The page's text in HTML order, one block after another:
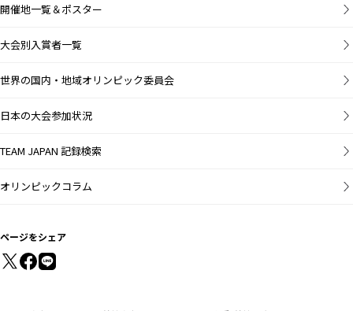
開催地一覧＆ポスター
大会別入賞者一覧
世界の国内・地域オリンピック委員会
日本の大会参加状況
TEAM JAPAN 記録検索
オリンピックコラム
ページをシェア